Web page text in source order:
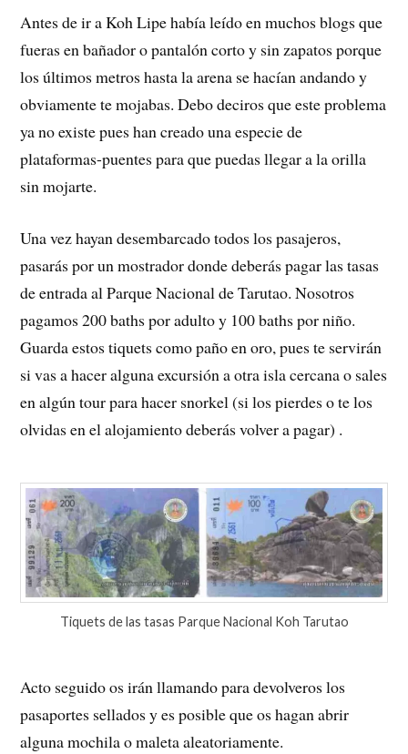
Antes de ir a Koh Lipe había leído en muchos blogs que
fueras en bañador o pantalón corto y sin zapatos porque
los últimos metros hasta la arena se hacían andando y
obviamente te mojabas. Debo deciros que este problema
ya no existe pues han creado una especie de
plataformas-puentes para que puedas llegar a la orilla
sin mojarte.
Una vez hayan desembarcado todos los pasajeros,
pasarás por un mostrador donde deberás pagar las tasas
de entrada al Parque Nacional de Tarutao. Nosotros
pagamos 200 baths por adulto y 100 baths por niño.
Guarda estos tiquets como paño en oro, pues te servirán
si vas a hacer alguna excursión a otra isla cercana o sales
en algún tour para hacer snorkel (si los pierdes o te los
olvidas en el alojamiento deberás volver a pagar) .
Tiquets de las tasas Parque Nacional Koh Tarutao
Acto seguido os irán llamando para devolveros los
pasaportes sellados y es posible que os hagan abrir
alguna mochila o maleta aleatoriamente.